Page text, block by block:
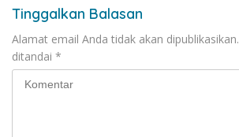
Tinggalkan Balasan
Alamat email Anda tidak akan dipublikasikan.
ditandai *